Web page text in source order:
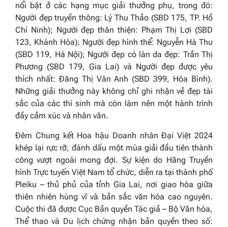
nổi bật ở các hạng mục giải thưởng phụ, trong đó:
Người đẹp truyền thông: Lý Thu Thảo (SBD 175, TP. Hồ
Chí Ninh); Người đẹp thân thiện: Phạm Thị Lợi (SBD
123, Khánh Hòa); Người đẹp hình thể: Nguyễn Hà Thu
(SBD 119, Hà Nội); Người đẹp có làn da đẹp: Trần Thị
Phương (SBD 179, Gia Lai) và Người đẹp được yêu
thích nhất: Đăng Thị Vân Anh (SBD 399, Hòa Bình).
Những giải thưởng này không chỉ ghi nhận vẻ đẹp tài
sắc của các thí sinh mà còn làm nên một hành trình
đầy cảm xúc và nhân văn.
Đêm Chung kết Hoa hậu Doanh nhân Đại Việt 2024
khép lại rực rỡ, đánh dấu một mùa giải đầu tiên thành
công vượt ngoài mong đợi. Sự kiện do Hãng Truyền
hình Trực tuyến Việt Nam tổ chức, diễn ra tại thành phố
Pleiku – thủ phủ của tỉnh Gia Lai, nơi giao hòa giữa
thiên nhiên hùng vĩ và bản sắc văn hóa cao nguyên.
Cuộc thi đã được Cục Bản quyền Tác giả – Bộ Văn hóa,
Thể thao và Du lịch chứng nhận bản quyền theo số: